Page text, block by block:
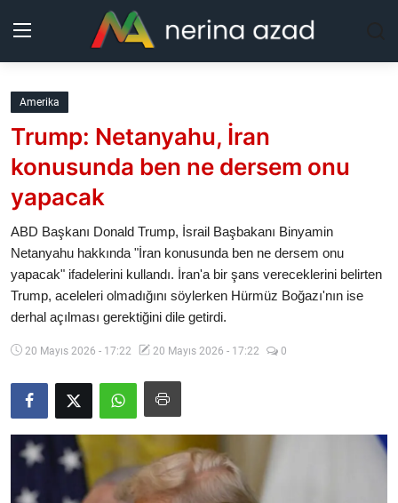
Kurdistan
Bölgeler
Yaşam
Güncel
Analiz
Makaleler
Video
Yazarlar
Arşiv
Amerika
Trump: Netanyahu, İran
konusunda ben ne dersem onu
yapacak
ABD Başkanı Donald Trump, İsrail Başbakanı Binyamin
Netanyahu hakkında "İran konusunda ben ne dersem onu
yapacak" ifadelerini kullandı. İran'a bir şans vereceklerini belirten
Trump, aceleleri olmadığını söylerken Hürmüz Boğazı'nın ise
derhal açılması gerektiğini dile getirdi.
20 Mayıs 2026 - 17:22 20 Mayıs 2026 - 17:22 0